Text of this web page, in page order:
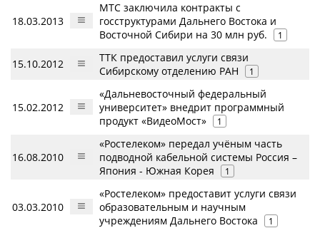
18.03.2013
МТС заключила контракты с
госструктурами Дальнего Востока и
Восточной Сибири на 30 млн руб.
1
15.10.2012
ТТК предоставил услуги связи
Сибирскому отделению РАН
1
15.02.2012
«Дальневосточный федеральный
университет» внедрит программный
продукт «ВидеоМост»
1
16.08.2010
«Ростелеком» передал учёным часть
подводной кабельной системы Россия –
Япония - Южная Корея
1
03.03.2010
«Ростелеком» предоставит услуги связи
образовательным и научным
учреждениям Дальнего Востока
1